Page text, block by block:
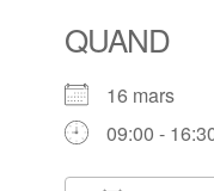
QUAND
16 mars
09:00 -